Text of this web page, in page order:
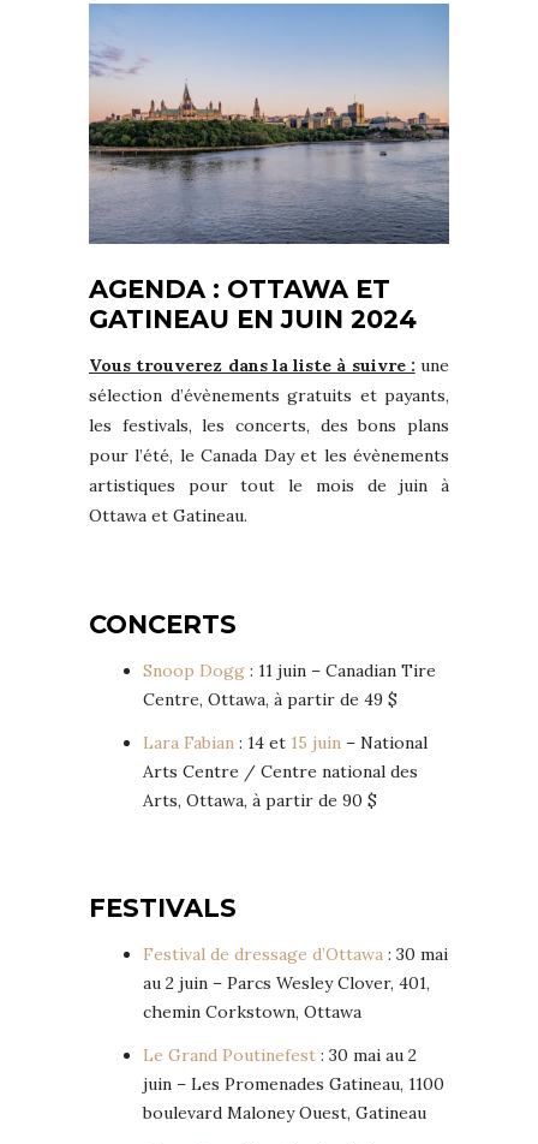
AGENDA : OTTAWA ET
GATINEAU EN JUIN 2024
Vous trouverez dans la liste à suivre : une
sélection d’évènements gratuits et payants,
les festivals, les concerts, des bons plans
pour l’été, le Canada Day et les évènements
artistiques pour tout le mois de juin à
Ottawa et Gatineau.
CONCERTS
Snoop Dogg : 11 juin – Canadian Tire
Centre, Ottawa, à partir de 49 $
Lara Fabian : 14 et 15 juin – National
Arts Centre / Centre national des
Arts, Ottawa, à partir de 90 $
FESTIVALS
Festival de dressage d’Ottawa : 30 mai
au 2 juin – Parcs Wesley Clover, 401,
chemin Corkstown, Ottawa
Le Grand Poutinefest : 30 mai au 2
juin – Les Promenades Gatineau, 1100
boulevard Maloney Ouest, Gatineau